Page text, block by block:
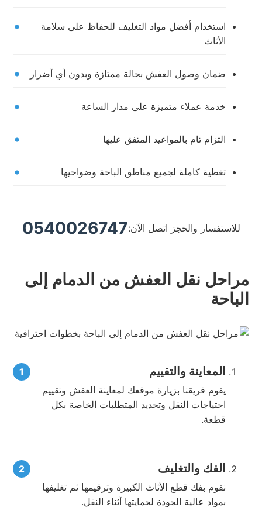
استخدام أفضل مواد التغليف للحفاظ على سلامة
الأثاث
ضمان وصول العفش بحالة ممتازة وبدون أي أضرار
خدمة عملاء متميزة على مدار الساعة
التزام تام بالمواعيد المتفق عليها
تغطية كاملة لجميع مناطق الباحة وضواحيها
للاستفسار والحجز اتصل الآن:0540026747
مراحل نقل العفش من الدمام إلى
الباحة
المعاينة والتقييم
يقوم فريقنا بزيارة موقعك لمعاينة العفش وتقييم
احتياجات النقل وتحديد المتطلبات الخاصة بكل
قطعة.
الفك والتغليف
نقوم بفك قطع الأثاث الكبيرة وترقيمها ثم تغليفها
بمواد عالية الجودة لحمايتها أثناء النقل.